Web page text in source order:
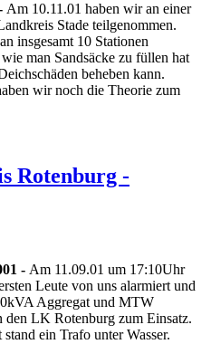
Am 10.11.01 haben wir an einer
Stade teilgenommen.
insgesamt 10 Stationen
man Sandsäcke zu füllen hat
beheben kann.
wir noch die Theorie zum
Rotenburg -
- Am 11.09.01 um 17:10Uhr
Leute von uns alarmiert und
Aggregat und MTW
den LK Rotenburg zum Einsatz.
ein Trafo unter Wasser.